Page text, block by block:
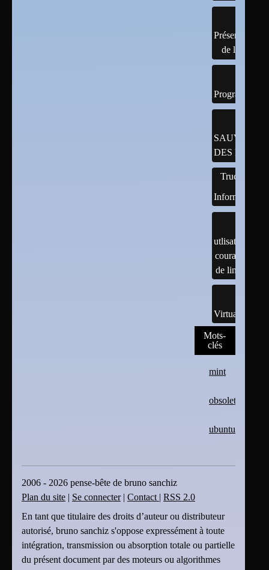
Présentation
de linux
DES
Trucs
Informatiques
utlisation
courante
de linux
Virtualisation
Mots-
clés
mint
obsolete
ubuntu
2006 - 2026 pense-bête de bruno sanchiz
Plan du site | Se connecter| Contact | RSS 2.0
En tant que titulaire des droits d’auteur ou distributeur
autorisé, bruno sanchiz s'oppose expressément à toute
intégration, transmission ou absorption totale ou partielle
du présent document par des moteurs ou algorithmes